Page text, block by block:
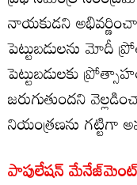
నాయకుడని
పెట్టుబడులను మోదీ
పెట్టుబడులకు
జరుగుతుందని
నియంత్రణను గట్టిగా
పాపులేషన్